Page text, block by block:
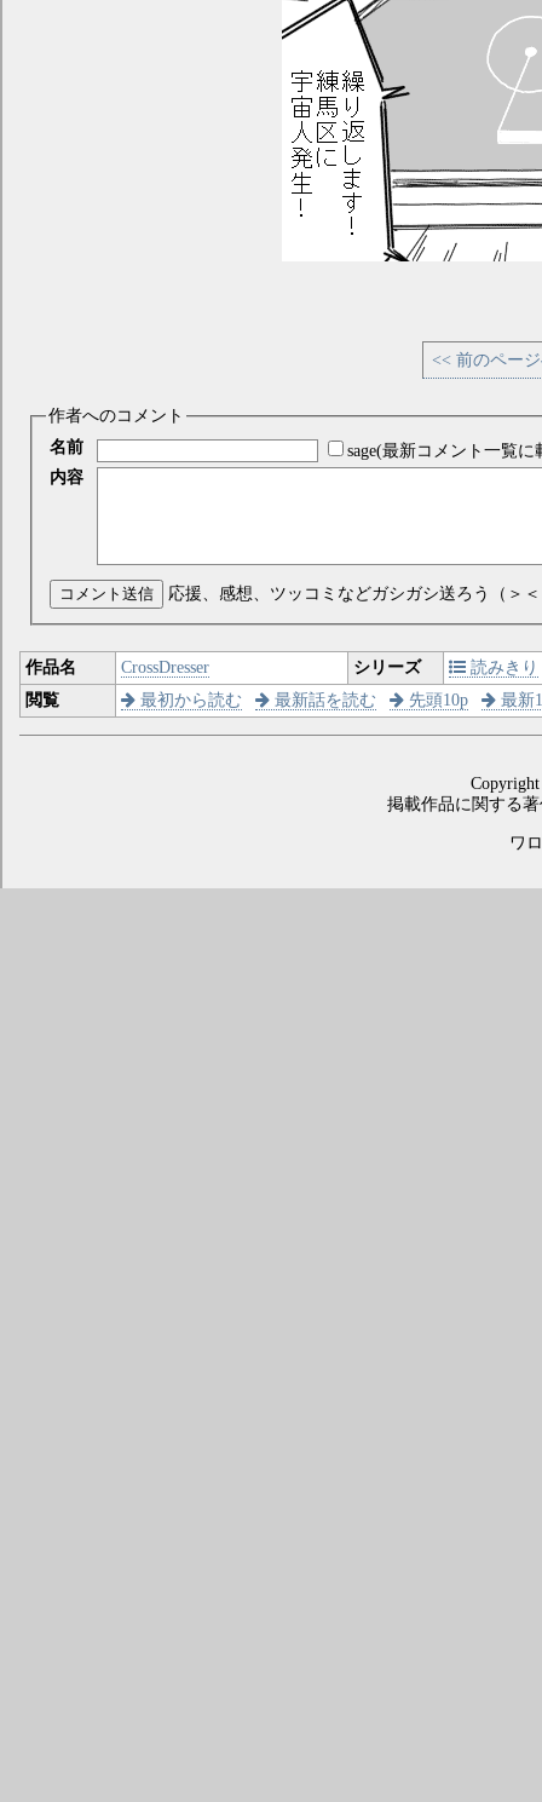
<< 前のペー
作者へのコメント
名前
sage(最新コメント一覧に
内容
コメント送信 応援、感想、ツッコミなどガシガシ送ろう（＞
作品名 CrossDresser シリーズ
読みきり
閲覧
最初から読む 最新話を読む 先頭10p 最新
掲載作品に関する
ワ